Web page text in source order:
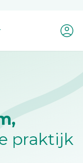
Mijn
praktijk